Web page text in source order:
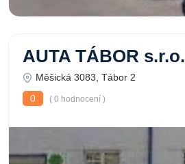
AUTA TÁBOR s.r.o.
Měšická 3083, Tábor 2
0
( 0 hodnocení )